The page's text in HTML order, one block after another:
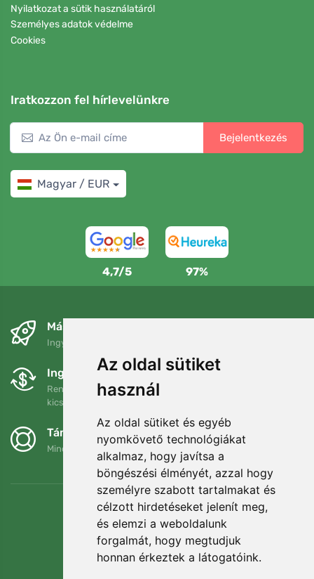
Az oldal sütiket
használ
Az oldal sütiket és egyéb
nyomkövető technológiákat
alkalmaz, hogy javítsa a
böngészési élményét, azzal hogy
személyre szabott tartalmakat és
célzott hirdetéseket jelenít meg,
és elemzi a weboldalunk
forgalmát, hogy megtudjuk
honnan érkeztek a látogatóink.
Nyilatkozat a sütik használatáról
Személyes adatok védelme
Cookies
Iratkozzon fel hírlevelünkre
Bejelentkezés
Magyar / EUR
4,7/5 97%
Másnapra és ingyenesen
Ingyenes szállítás a következő összeg felett: 80 EUR
Ingyenes csere és visszaküldés
Rendelését 90 napon belül bármikor visszaküldheti vagy
kicserélheti.
Támogatjuk a Trees.org-ot
Minden megrendelésért ültetünk egy fát! Bővebben